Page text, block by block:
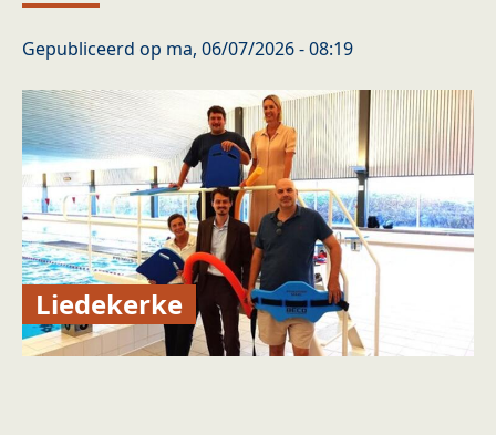
Gepubliceerd op ma, 06/07/2026 - 08:19
Liedekerke